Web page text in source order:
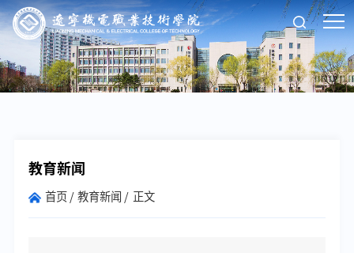
教育新闻
首页 教育新闻 正文